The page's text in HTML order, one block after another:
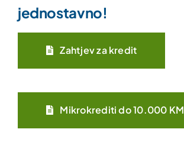
jednostavno!
Zahtjev za kredit
Mikrokrediti do 10.000 KM